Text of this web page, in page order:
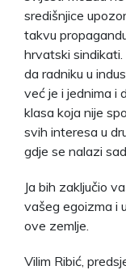
središnjice
takvu
hrvatski
da radniku u
već je i jednima i
klasa koja nije
svih interesa u
gdje se nalazi
Ja bih zaključio
vašeg egoizma i
ove zemlje.
Vilim Ribić,